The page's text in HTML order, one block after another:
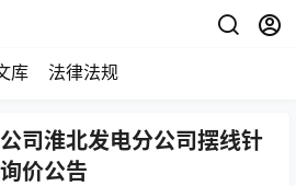
库 法律法规
司淮北发电分公司摆线针
价公告